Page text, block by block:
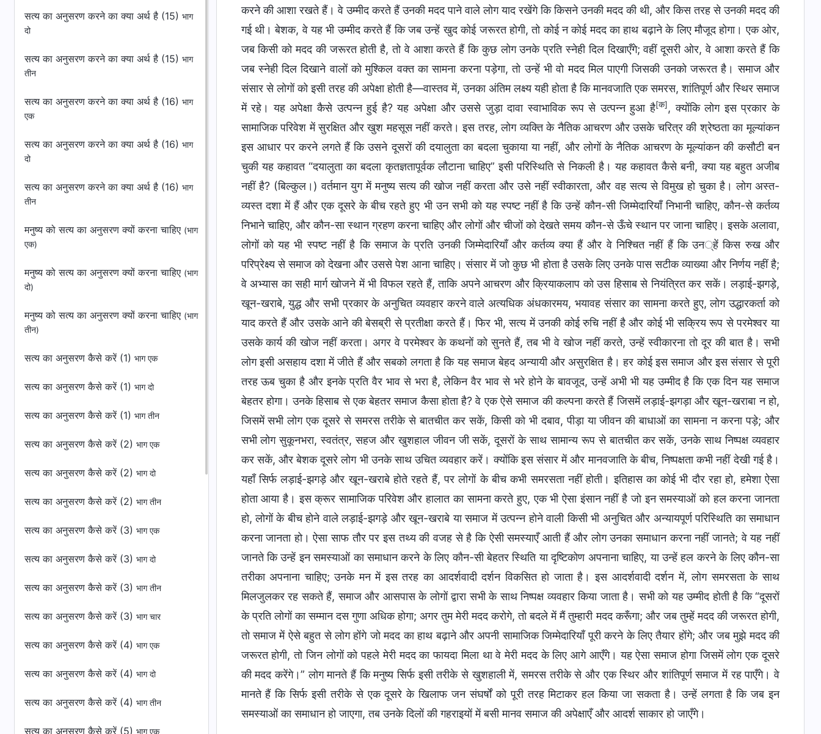
सत्य का अनुसरण करने का क्या अर्थ है (15) भाग
दो
सत्य का अनुसरण करने का क्या अर्थ है (15) भाग
तीन
सत्य का अनुसरण करने का क्या अर्थ है (16) भाग
एक
सत्य का अनुसरण करने का क्या अर्थ है (16) भाग
दो
सत्य का अनुसरण करने का क्या अर्थ है (16) भाग
तीन
मनुष्य को सत्य का अनुसरण क्यों करना चाहिए (भाग
एक)
मनुष्य को सत्य का अनुसरण क्यों करना चाहिए (भाग
दो)
मनुष्य को सत्य का अनुसरण क्यों करना चाहिए (भाग
तीन)
सत्य का अनुसरण कैसे करें (1) भाग एक
सत्य का अनुसरण कैसे करें (1) भाग दो
सत्य का अनुसरण कैसे करें (1) भाग तीन
सत्य का अनुसरण कैसे करें (2) भाग एक
सत्य का अनुसरण कैसे करें (2) भाग दो
सत्य का अनुसरण कैसे करें (2) भाग तीन
सत्य का अनुसरण कैसे करें (3) भाग एक
सत्य का अनुसरण कैसे करें (3) भाग दो
सत्य का अनुसरण कैसे करें (3) भाग तीन
सत्य का अनुसरण कैसे करें (3) भाग चार
सत्य का अनुसरण कैसे करें (4) भाग एक
सत्य का अनुसरण कैसे करें (4) भाग दो
सत्य का अनुसरण कैसे करें (4) भाग तीन
सत्य का अनुसरण कैसे करें (5) भाग एक
करने की आशा रखते हैं। वे उम्मीद करते हैं उनकी मदद पाने वाले लोग याद रखेंगे कि किसने उनकी मदद की थी, और किस तरह से उनकी मदद की
गई थी। बेशक, वे यह भी उम्मीद करते हैं कि जब उन्हें खुद कोई जरूरत होगी, तो कोई न कोई मदद का हाथ बढ़ाने के लिए मौजूद होगा। एक ओर,
जब किसी को मदद की जरूरत होती है, तो वे आशा करते हैं कि कुछ लोग उनके प्रति स्नेही दिल दिखाएँगे; वहीं दूसरी ओर, वे आशा करते हैं कि
जब स्नेही दिल दिखाने वालों को मुश्किल वक्त का सामना करना पड़ेगा, तो उन्हें भी वो मदद मिल पाएगी जिसकी उनको जरूरत है। समाज और
संसार से लोगों को इसी तरह की अपेक्षा होती है—वास्तव में, उनका अंतिम लक्ष्य यही होता है कि मानवजाति एक समरस, शांतिपूर्ण और स्थिर समाज
में रहे। यह अपेक्षा कैसे उत्पन्न हुई है? यह अपेक्षा और उससे जुड़ा दावा स्वाभाविक रूप से उत्पन्न हुआ है[क], क्योंकि लोग इस प्रकार के
सामाजिक परिवेश में सुरक्षित और खुश महसूस नहीं करते। इस तरह, लोग व्यक्ति के नैतिक आचरण और उसके चरित्र की श्रेष्ठता का मूल्यांकन
इस आधार पर करने लगते हैं कि उसने दूसरों की दयालुता का बदला चुकाया या नहीं, और लोगों के नैतिक आचरण के मूल्यांकन की कसौटी बन
चुकी यह कहावत “दयालुता का बदला कृतज्ञतापूर्वक लौटाना चाहिए” इसी परिस्थिति से निकली है। यह कहावत कैसे बनी, क्या यह बहुत अजीब
नहीं है? (बिल्कुल।) वर्तमान युग में मनुष्य सत्य की खोज नहीं करता और उसे नहीं स्वीकारता, और वह सत्य से विमुख हो चुका है। लोग अस्त-
व्यस्त दशा में हैं और एक दूसरे के बीच रहते हुए भी उन सभी को यह स्पष्ट नहीं है कि उन्हें कौन-सी जिम्मेदारियाँ निभानी चाहिए, कौन-से कर्तव्य
निभाने चाहिए, और कौन-सा स्थान ग्रहण करना चाहिए और लोगों और चीजों को देखते समय कौन-से ऊँचे स्थान पर जाना चाहिए। इसके अलावा,
लोगों को यह भी स्पष्ट नहीं है कि समाज के प्रति उनकी जिम्मेदारियाँ और कर्तव्य क्या हैं और वे निश्चित नहीं हैं कि उन्हें किस रुख और
परिप्रेक्ष्य से समाज को देखना और उससे पेश आना चाहिए। संसार में जो कुछ भी होता है उसके लिए उनके पास सटीक व्याख्या और निर्णय नहीं है;
वे अभ्यास का सही मार्ग खोजने में भी विफल रहते हैं, ताकि अपने आचरण और क्रियाकलाप को उस हिसाब से नियंत्रित कर सकें। लड़ाई-झगड़े,
खून-खराबे, युद्ध और सभी प्रकार के अनुचित व्यवहार करने वाले अत्यधिक अंधकारमय, भयावह संसार का सामना करते हुए, लोग उद्धारकर्ता को
याद करते हैं और उसके आने की बेसब्री से प्रतीक्षा करते हैं। फिर भी, सत्य में उनकी कोई रुचि नहीं है और कोई भी सक्रिय रूप से परमेश्वर या
उसके कार्य की खोज नहीं करता। अगर वे परमेश्वर के कथनों को सुनते हैं, तब भी वे खोज नहीं करते, उन्हें स्वीकारना तो दूर की बात है। सभी
लोग इसी असहाय दशा में जीते हैं और सबको लगता है कि यह समाज बेहद अन्यायी और असुरक्षित है। हर कोई इस समाज और इस संसार से पूरी
तरह ऊब चुका है और इनके प्रति वैर भाव से भरा है, लेकिन वैर भाव से भरे होने के बावजूद, उन्हें अभी भी यह उम्मीद है कि एक दिन यह समाज
बेहतर होगा। उनके हिसाब से एक बेहतर समाज कैसा होता है? वे एक ऐसे समाज की कल्पना करते हैं जिसमें लड़ाई-झगड़ा और खून-खराबा न हो,
जिसमें सभी लोग एक दूसरे से समरस तरीके से बातचीत कर सकें, किसी को भी दबाव, पीड़ा या जीवन की बाधाओं का सामना न करना पड़े; और
सभी लोग सुकूनभरा, स्वतंत्र, सहज और खुशहाल जीवन जी सकें, दूसरों के साथ सामान्य रूप से बातचीत कर सकें, उनके साथ निष्पक्ष व्यवहार
कर सकें, और बेशक दूसरे लोग भी उनके साथ उचित व्यवहार करें। क्योंकि इस संसार में और मानवजाति के बीच, निष्पक्षता कभी नहीं देखी गई है।
यहाँ सिर्फ लड़ाई-झगड़े और खून-खराबे होते रहते हैं, पर लोगों के बीच कभी समरसता नहीं होती। इतिहास का कोई भी दौर रहा हो, हमेशा ऐसा
होता आया है। इस क्रूर सामाजिक परिवेश और हालात का सामना करते हुए, एक भी ऐसा इंसान नहीं है जो इन समस्याओं को हल करना जानता
हो, लोगों के बीच होने वाले लड़ाई-झगड़े और खून-खराबे या समाज में उत्पन्न होने वाली किसी भी अनुचित और अन्यायपूर्ण परिस्थिति का समाधान
करना जानता हो। ऐसा साफ तौर पर इस तथ्य की वजह से है कि ऐसी समस्याएँ आती हैं और लोग उनका समाधान करना नहीं जानते; वे यह नहीं
जानते कि उन्हें इन समस्याओं का समाधान करने के लिए कौन-सी बेहतर स्थिति या दृष्टिकोण अपनाना चाहिए, या उन्हें हल करने के लिए कौन-सा
तरीका अपनाना चाहिए; उनके मन में इस तरह का आदर्शवादी दर्शन विकसित हो जाता है। इस आदर्शवादी दर्शन में, लोग समरसता के साथ
मिलजुलकर रह सकते हैं, समाज और आसपास के लोगों द्वारा सभी के साथ निष्पक्ष व्यवहार किया जाता है। सभी को यह उम्मीद होती है कि “दूसरों
के प्रति लोगों का सम्मान दस गुणा अधिक होगा; अगर तुम मेरी मदद करोगे, तो बदले में मैं तुम्हारी मदद करूँगा; और जब तुम्हें मदद की जरूरत होगी,
तो समाज में ऐसे बहुत से लोग होंगे जो मदद का हाथ बढ़ाने और अपनी सामाजिक जिम्मेदारियाँ पूरी करने के लिए तैयार होंगे; और जब मुझे मदद की
जरूरत होगी, तो जिन लोगों को पहले मेरी मदद का फायदा मिला था वे मेरी मदद के लिए आगे आएँगे। यह ऐसा समाज होगा जिसमें लोग एक दूसरे
की मदद करेंगे।” लोग मानते हैं कि मनुष्य सिर्फ इसी तरीके से खुशहाली में, समरस तरीके से और एक स्थिर और शांतिपूर्ण समाज में रह पाएँगे। वे
मानते हैं कि सिर्फ इसी तरीके से एक दूसरे के खिलाफ जन संघर्षों को पूरी तरह मिटाकर हल किया जा सकता है। उन्हें लगता है कि जब इन
समस्याओं का समाधान हो जाएगा, तब उनके दिलों की गहराइयों में बसी मानव समाज की अपेक्षाएँ और आदर्श साकार हो जाएँगे।